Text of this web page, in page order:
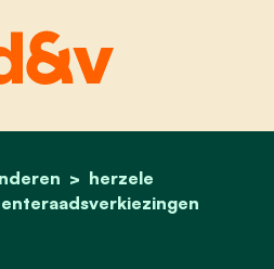
home herzele
plaats 2 ronny herremans